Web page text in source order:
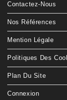
Contactez-Nous
Nos Références
Mention Légale
Politiques Des
Plan Du Site
Connexion